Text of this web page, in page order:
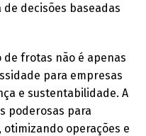
decisões baseadas
de frotas não é apenas
para empresas
e sustentabilidade. A
poderosas para
operações e